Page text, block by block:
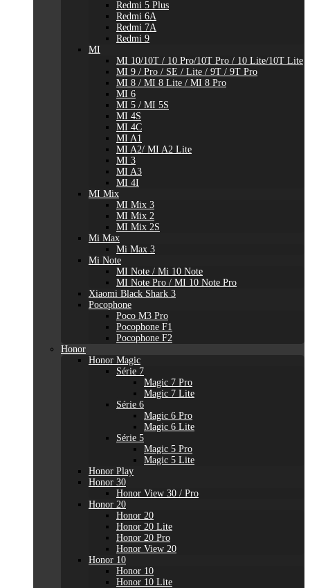
Redmi 5 Plus
Redmi 6A
Redmi 7A
Redmi 9
MI
MI 10/10T / 10 Pro/10T Pro / 10 Lite/10T Lite
MI 9 / Pro / SE / Lite / 9T / 9T Pro
MI 8 / MI 8 Lite / MI 8 Pro
MI 6
MI 5 / MI 5S
MI 4S
MI 4C
MI A1
MI A2/ MI A2 Lite
MI 3
MI A3
MI 4I
MI Mix
MI Mix 3
MI Mix 2
MI Mix 2S
Mi Max
Mi Max 3
Mi Note
MI Note / Mi 10 Note
MI Note Pro / MI 10 Note Pro
Xiaomi Black Shark 3
Pocophone
Poco M3 Pro
Pocophone F1
Pocophone F2
Honor
Honor Magic
Série 7
Magic 7 Pro
Magic 7 Lite
Série 6
Magic 6 Pro
Magic 6 Lite
Série 5
Magic 5 Pro
Magic 5 Lite
Honor Play
Honor 30
Honor View 30 / Pro
Honor 20
Honor 20
Honor 20 Lite
Honor 20 Pro
Honor View 20
Honor 10
Honor 10
Honor 10 Lite